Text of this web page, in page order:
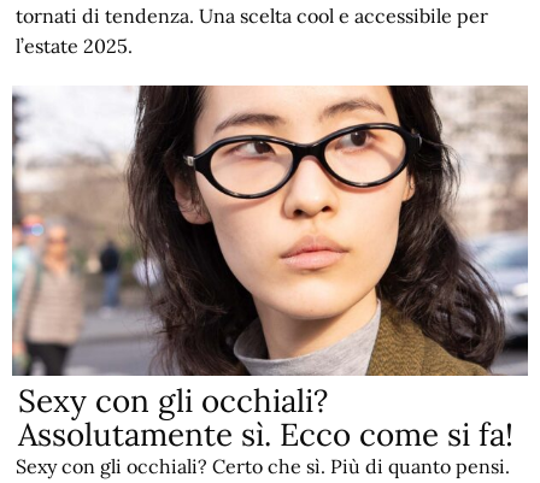
tornati di tendenza. Una scelta cool e accessibile per
l’estate 2025.
Sexy con gli occhiali?
Assolutamente sì. Ecco come si fa!
Sexy con gli occhiali? Certo che sì. Più di quanto pensi.